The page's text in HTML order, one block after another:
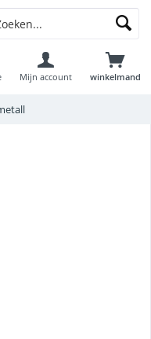
winkelmand
Mijn account